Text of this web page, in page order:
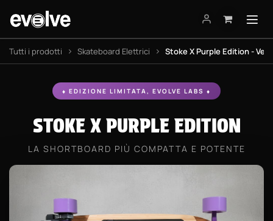
Tutti i prodotti Skateboard Elettrici Stoke X Purple Edition -
♦ EDIZIONE LIMITATA, EVOLVE LABS ♦
STOKE X PURPLE EDITION
LA SHORTBOARD PIÙ COMPATTA E POTENTE